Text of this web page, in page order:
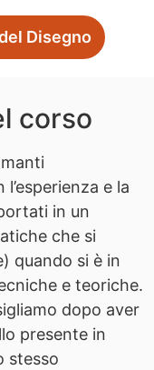
Disegno
corso
l’esperienza e la
in un
che si
quando si è in
e teoriche.
dopo aver
presente in
stesso